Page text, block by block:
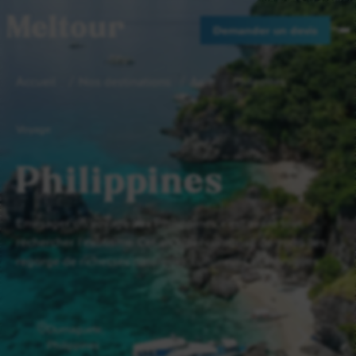
Meltour Demander un devis
Philippines
Philippines
Envisager un voyage aux Philippines, c’est avant tout
rechercher l’exotisme. Cet archipel composé de 7000 îles
regorge de richesses naturelles, culturelles et ethniques.
Dumaguete,
Philippines